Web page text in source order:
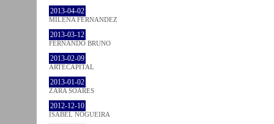
2013-04-02
MILENA FÉRNANDEZ
2013-03-12
FERNANDO BRUNO
2013-02-09
ARTECAPITAL
2013-01-02
ZARA SOARES
2012-12-10
ISABEL NOGUEIRA